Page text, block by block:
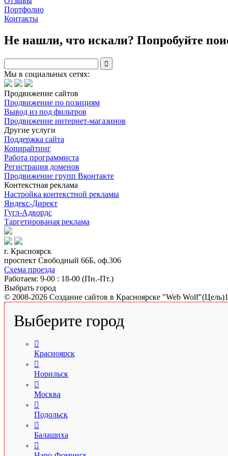
Портфолио
Контакты
Не нашли, что искали? Попробуйте

Мы в социальных сетях:
Продвижение сайтов
Продвижение по позициям
Вывод из под фильтров
Продвижение интернет-магазинов
Другие услуги
Поддержка сайта
Копирайтинг
Работа программиста
Регистрация доменов
Продвижение групп Вконтакте
Контекстная реклама
Настройка контекстной рекламы
Яндекс-Директ
Гугл-Адвордс
Таргетированая реклама
г. Красноярск
проспект Свободный 66Б, оф.306
Схема проезда
Работаем: 9-00 : 18-00 (Пн.-Пт.)
Выбрать город
© 2008-2026 Создание сайтов в Красноярске "Web Wolf"(Цель)1
Выберите город

Красноярск

Норильск

Москва

Подольск

Балашиха
